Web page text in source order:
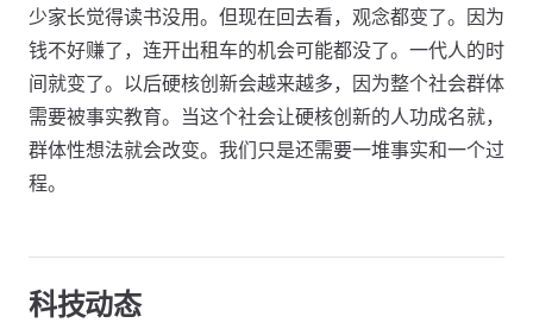
少家长觉得读书没用。但现在回去看，观念都变了。因为
钱不好赚了，连开出租车的机会可能都没了。一代人的时
间就变了。以后硬核创新会越来越多，因为整个社会群体
需要被事实教育。当这个社会让硬核创新的人功成名就，
群体性想法就会改变。我们只是还需要一堆事实和一个过
程。
科技动态